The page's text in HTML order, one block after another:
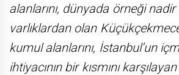
alanlarını, dünyada örneği
varlıklardan olan
kumul alanlarını, İstanbul’un
ihtiyacının bir kısmını